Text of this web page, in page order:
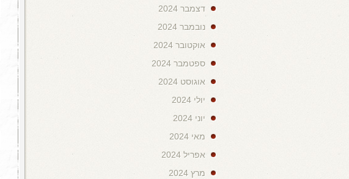
דצמבר 2024
נובמבר 2024
אוקטובר 2024
ספטמבר 2024
אוגוסט 2024
יולי 2024
יוני 2024
מאי 2024
אפריל 2024
מרץ 2024